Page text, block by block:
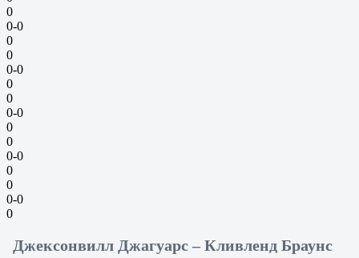
0
0-0
0
0
0-0
0
0
0-0
0
0
0-0
0
0
0-0
0
Джексонвилл Джагуарс – Кливленд Браунс